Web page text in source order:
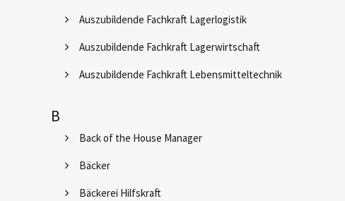
Auszubildende Fachkraft Lagerlogistik
Auszubildende Fachkraft Lagerwirtschaft
Auszubildende Fachkraft Lebensmitteltechnik
B
Back of the House Manager
Bäcker
Bäckerei Hilfskraft